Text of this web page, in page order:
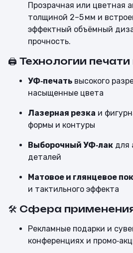
Прозрачная или цветная
толщиной 2–5 мм и
эффектный объёмный
прочность.
🖨 Технологии
УФ‑печать высокого
насыщенные цвета
Лазерная резка и
формы и контуры
Выборочный УФ‑лак для
деталей
Матовое и глянцевое
и тактильного эффекта
🛠 Сфера
Рекламные подарки и
конференциях и